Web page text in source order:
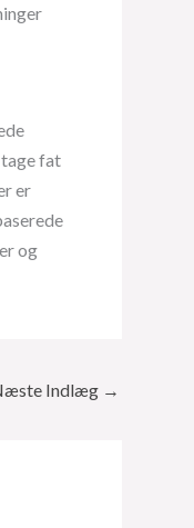
fat
er
og
Indlæg →